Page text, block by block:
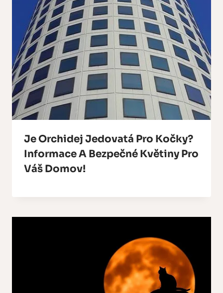
Je Orchidej Jedovatá Pro Kočky?
Informace A Bezpečné Květiny Pro
Váš Domov!